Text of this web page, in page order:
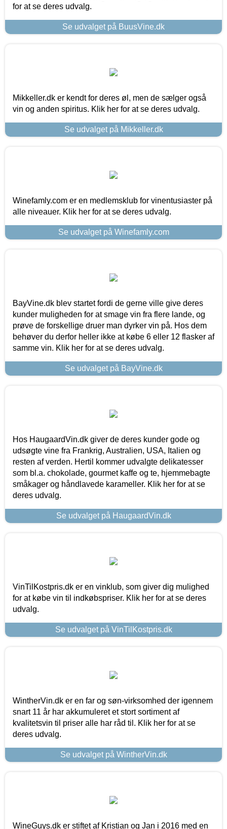
for at se deres udvalg.
Se udvalget på BuusVine.dk
Mikkeller.dk er kendt for deres øl, men de sælger også
vin og anden spiritus. Klik her for at se deres udvalg.
Se udvalget på Mikkeller.dk
Winefamly.com er en medlemsklub for vinentusiaster på
alle niveauer. Klik her for at se deres udvalg.
Se udvalget på Winefamly.com
BayVine.dk blev startet fordi de gerne ville give deres
kunder muligheden for at smage vin fra flere lande, og
prøve de forskellige druer man dyrker vin på. Hos dem
behøver du derfor heller ikke at købe 6 eller 12 flasker af
samme vin. Klik her for at se deres udvalg.
Se udvalget på BayVine.dk
Hos HaugaardVin.dk giver de deres kunder gode og
udsøgte vine fra Frankrig, Australien, USA, Italien og
resten af verden. Hertil kommer udvalgte delikatesser
som bl.a. chokolade, gourmet kaffe og te, hjemmebagte
småkager og håndlavede karameller. Klik her for at se
deres udvalg.
Se udvalget på HaugaardVin.dk
VinTilKostpris.dk er en vinklub, som giver dig mulighed
for at købe vin til indkøbspriser. Klik her for at se deres
udvalg.
Se udvalget på VinTilKostpris.dk
WintherVin.dk er en far og søn-virksomhed der igennem
snart 11 år har akkumuleret et stort sortiment af
kvalitetsvin til priser alle har råd til. Klik her for at se
deres udvalg.
Se udvalget på WintherVin.dk
WineGuys.dk er stiftet af Kristian og Jan i 2016 med en